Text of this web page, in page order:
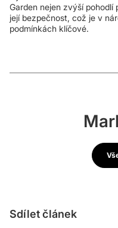
Garden nejen zvýší pohodlí
její bezpečnost, což je v
podmínkách klíčové.
Sdílet článek